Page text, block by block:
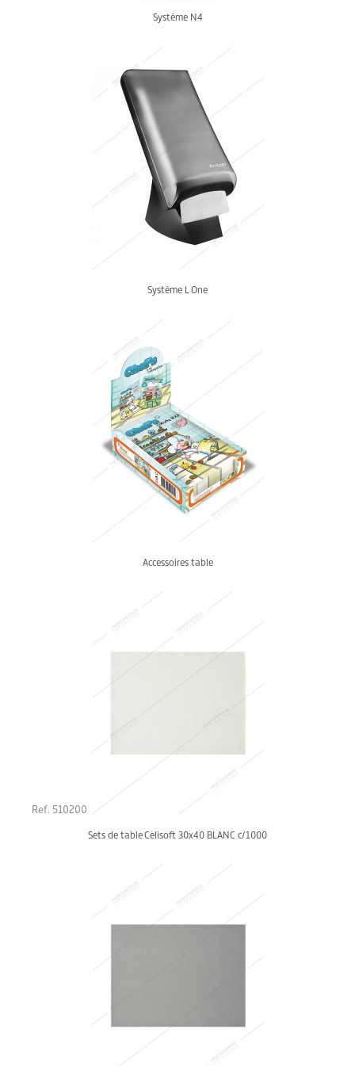
Système N4
Système L One
Accessoires table
Ref. 510200
Sets de table Celisoft 30x40 BLANC c/1000